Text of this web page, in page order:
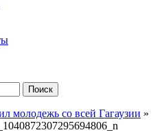
Поиск
молодежь со всей Гагаузии »